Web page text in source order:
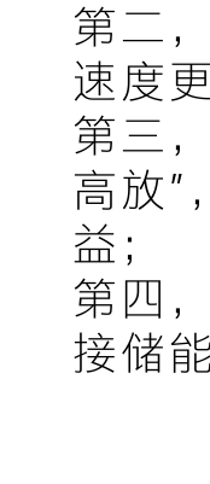
第二
速度
第三
高放”
益；
第四
接储